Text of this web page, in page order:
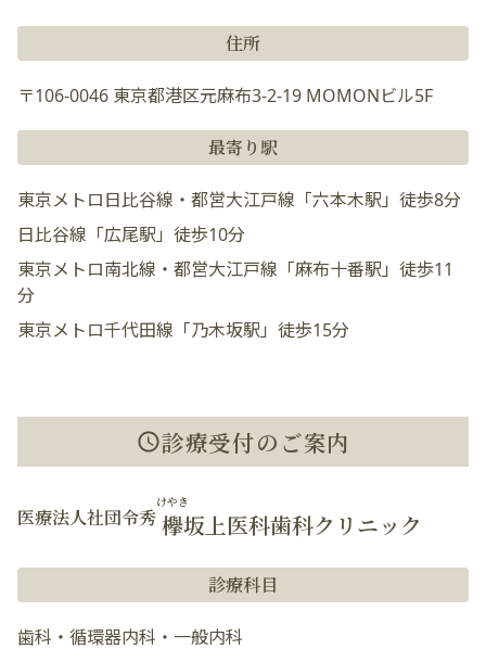
住所
〒106-0046 東京都港区元麻布3-2-19 MOMONビル5F
最寄り駅
東京メトロ日比谷線・都営大江戸線「六本木駅」徒歩8分
日比谷線「広尾駅」徒歩10分
東京メトロ南北線・都営大江戸線「麻布十番駅」徒歩11
分
東京メトロ千代田線「乃木坂駅」徒歩15分
診療受付のご案内
医療法人社団令秀 欅
けやき
坂上医科歯科クリニック
診療科目
歯科・循環器内科・一般内科